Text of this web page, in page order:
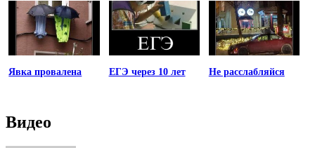
Явка провалена ЕГЭ через 10 лет Не расслабляйся
Видео